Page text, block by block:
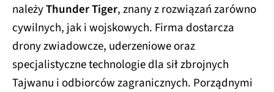
należyThunder Tiger, znany z rozwiązań zarówno
cywilnych, jak i wojskowych. Firma dostarcza
drony zwiadowcze, uderzeniowe oraz
specjalistyczne technologie dla sił zbrojnych
Tajwanu i odbiorców zagranicznych. Porządnymi